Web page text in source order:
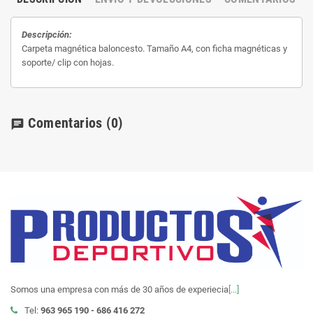
Descripción:
Carpeta magnética baloncesto. Tamaño A4, con ficha magnéticas y
soporte/ clip con hojas.
chat Comentarios (0)
Somos una empresa con más de 30 años de experiecia [...]
Tel: 963 965 190 - 686 416 272